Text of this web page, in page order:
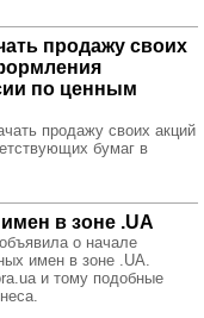
продажу своих
по ценным
продажу своих акций
бумаг в
в зоне .UA
о начале
имен в зоне .UA.
и тому подобные